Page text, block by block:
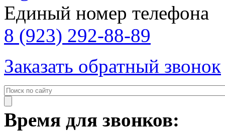
Единый номер телефона
8 (923) 292-88-89
Заказать обратный звонок
Время для звонков: